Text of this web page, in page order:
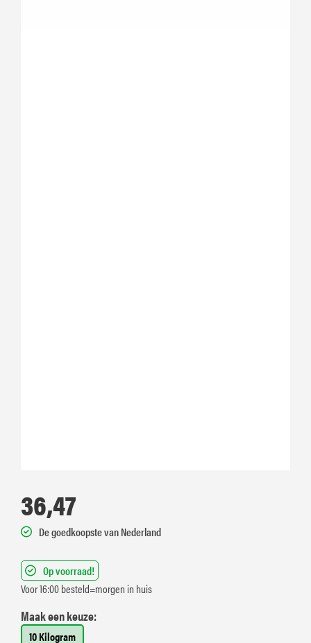
36,47
De goedkoopste van Nederland
Op voorraad!
Voor 16:00 besteld=morgen in huis
Maak een keuze:
10 Kilogram